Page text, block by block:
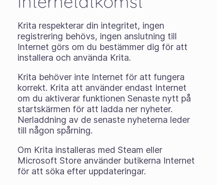
Krita respekterar din integritet, ingen
registrering behövs, ingen anslutning till
Internet görs om du bestämmer dig för att
installera och använda Krita.
Krita behöver inte Internet för att fungera
korrekt. Krita att använder endast Internet
om du aktiverar funktionen Senaste nytt på
startskärmen för att ladda ner nyheter.
Nerladdning av de senaste nyheterna leder
till någon spårning.
Om Krita installeras med Steam eller
Microsoft Store använder butikerna Internet
för att söka efter uppdateringar.